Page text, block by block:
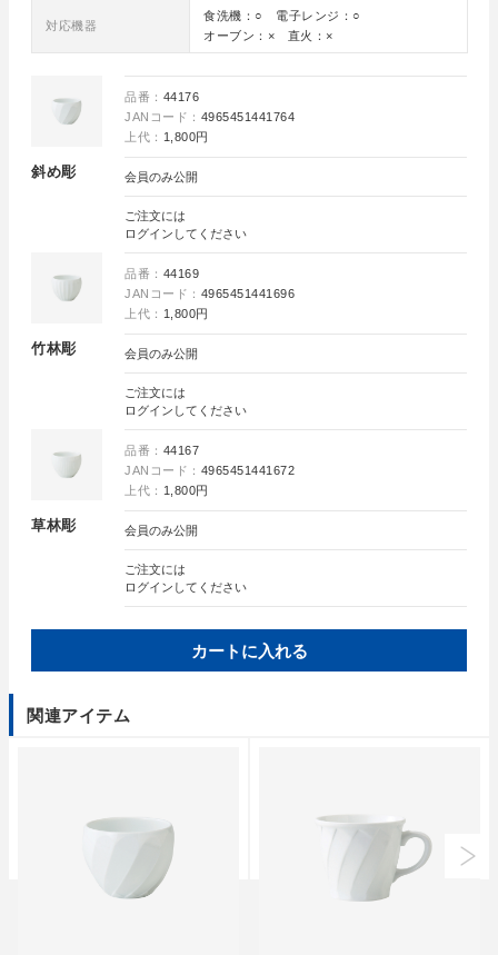
対応機器
食洗機：○ 電子レンジ：○
オーブン：× 直火：×
斜め彫
品番： 44176
JANコード： 4965451441764
上代： 1,800円
会員のみ公開
ご注文には
ログイン してください
竹林彫
品番： 44169
JANコード： 4965451441696
上代： 1,800円
会員のみ公開
ご注文には
ログイン してください
草林彫
品番： 44167
JANコード： 4965451441672
上代： 1,800円
会員のみ公開
ご注文には
ログイン してください
カートに入れる
関連アイテム